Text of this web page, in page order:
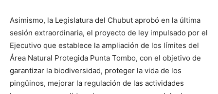
Asimismo, la Legislatura del Chubut aprobó en la última
sesión extraordinaria, el proyecto de ley impulsado por el
Ejecutivo que establece la ampliación de los límites del
Área Natural Protegida Punta Tombo, con el objetivo de
garantizar la biodiversidad, proteger la vida de los
pingüinos, mejorar la regulación de las actividades